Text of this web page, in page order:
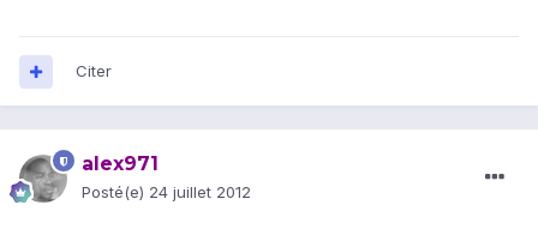
Citer
alex971
Posté(e) 24 juillet 2012